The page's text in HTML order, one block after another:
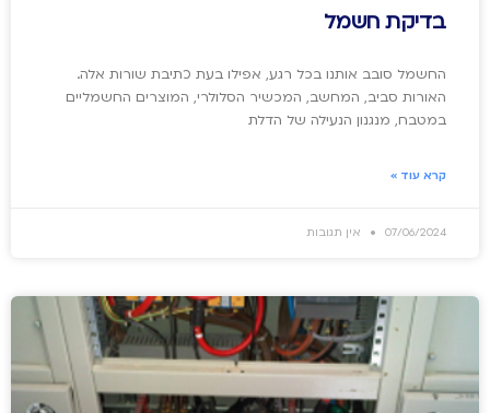
בדיקת חשמל
החשמל סובב אותנו בכל רגע, אפילו בעת כתיבת שורות אלה.
האורות סביב, המחשב, המכשיר הסלולרי, המוצרים החשמליים
במטבח, מנגנון הנעילה של הדלת
קרא עוד »
07/06/2024 אין תגובות